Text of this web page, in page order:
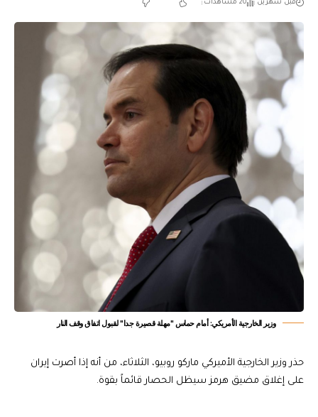
قبل شهرين 20 مشاهدات
وزير الخارجية الأمريكي: أمام حماس "مهلة قصيرة جدا" لقبول اتفاق وقف النار
حذر وزير الخارجية الأميركي ماركو روبيو، الثلاثاء، من أنه إذا أصرت إيران
على إغلاق مضيق هرمز سيظل الحصار قائماً بقوة.